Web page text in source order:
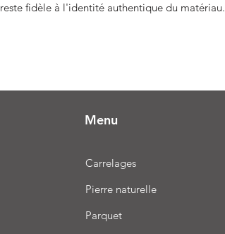
reste fidèle à l'identité authentique du matériau.
Menu
Carrelages
Pierre naturelle
Parquet